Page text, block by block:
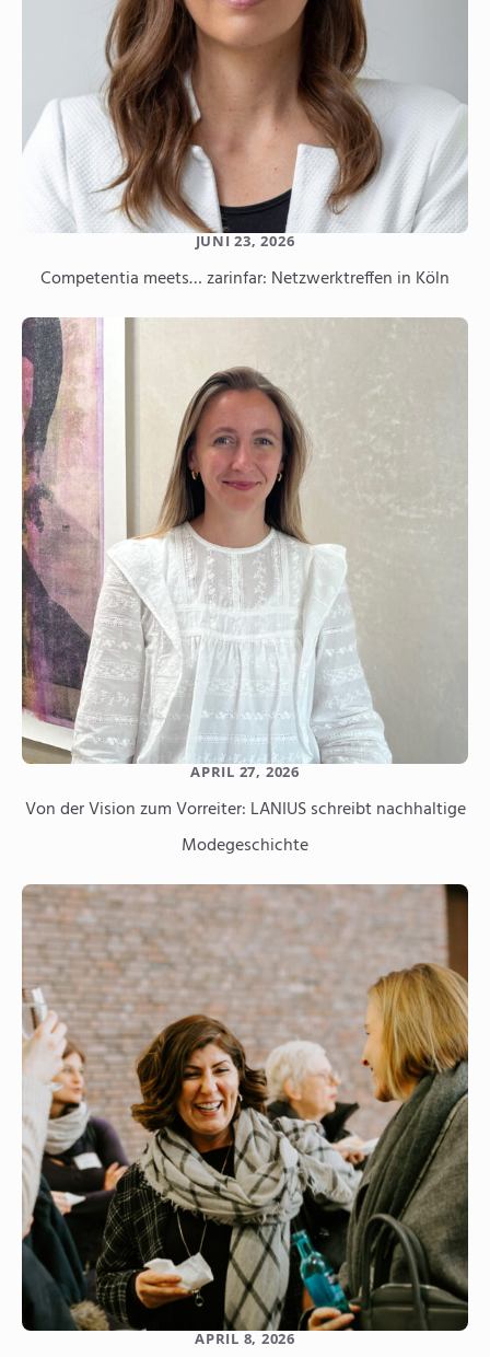
Competentia meets… zarinfar: Netzwerktreffen in Köln
JUNI 23, 2026
Von der Vision zum Vorreiter: LANIUS schreibt nachhaltige
Modegeschichte
APRIL 27, 2026
APRIL 8, 2026